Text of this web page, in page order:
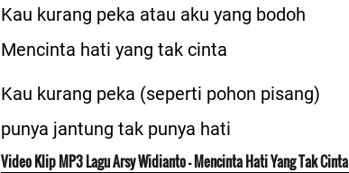
Kau kurang peka atau aku yang bodoh
Mencinta hati yang tak cinta
Kau kurang peka (seperti pohon pisang)
punya jantung tak punya hati
Video Klip MP3 Lagu Arsy Widianto - Mencinta Hati Yang Tak Cinta